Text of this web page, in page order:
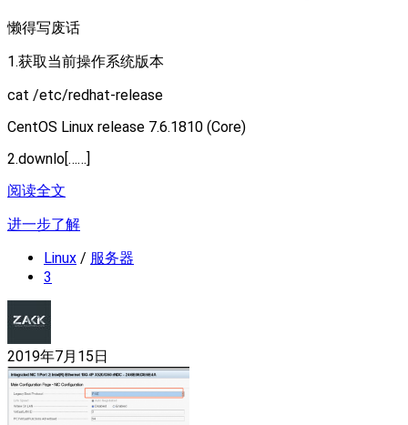
懒得写废话
1.获取当前操作系统版本
cat /etc/redhat-release
CentOS Linux release 7.6.1810 (Core)
2.downlo[……]
阅读全文
进一步了解
Linux / 服务器
3
2019年7月15日